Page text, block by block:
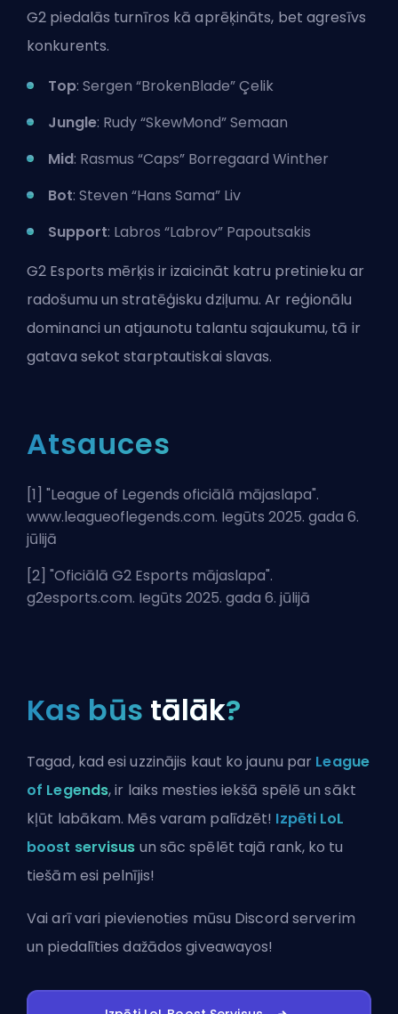
G2 piedalās turnīros kā aprēķināts, bet agresīvs
konkurents.
Top: Sergen “BrokenBlade” Çelik
Jungle: Rudy “SkewMond” Semaan
Mid: Rasmus “Caps” Borregaard Winther
Bot: Steven “Hans Sama” Liv
Support: Labros “Labrov” Papoutsakis
G2 Esports mērķis ir izaicināt katru pretinieku ar
radošumu un stratēģisku dziļumu. Ar reģionālu
dominanci un atjaunotu talantu sajaukumu, tā ir
gatava sekot starptautiskai slavas.
Atsauces
[1] "League of Legends oficiālā mājaslapa".
www.leagueoflegends.com. Iegūts 2025. gada 6.
jūlijā
[2] "Oficiālā G2 Esports mājaslapa".
g2esports.com. Iegūts 2025. gada 6. jūlijā
Kas būs tālāk?
Tagad, kad esi uzzinājis kaut ko jaunu par League
of Legends, ir laiks mesties iekšā spēlē un sākt
kļūt labākam. Mēs varam palīdzēt! Izpēti LoL
boost servisus un sāc spēlēt tajā rank, ko tu
tiešām esi pelnījis!
Vai arī vari pievienoties mūsu Discord serverim
un piedalīties dažādos giveawayos!